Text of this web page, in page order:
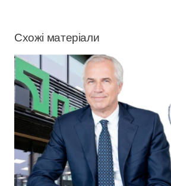
Схожі матеріали